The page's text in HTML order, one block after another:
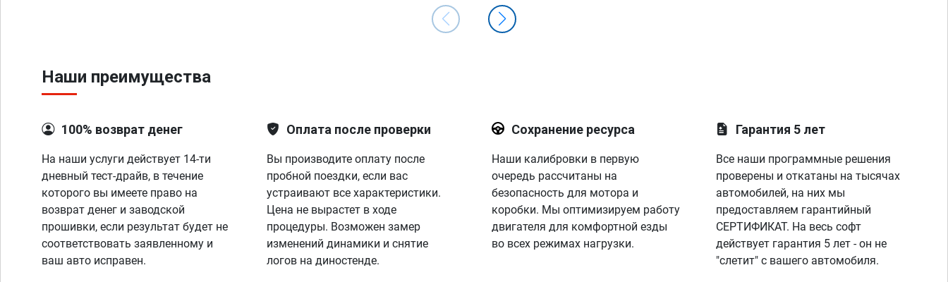
Наши преимущества
100% возврат денег
На наши услуги действует 14-ти
дневный тест-драйв, в течение
которого вы имеете право на
возврат денег и заводской
прошивки, если результат будет не
соответствовать заявленному и
ваш авто исправен.
Оплата после проверки
Вы производите оплату после
пробной поездки, если вас
устраивают все характеристики.
Цена не вырастет в ходе
процедуры. Возможен замер
изменений динамики и снятие
логов на диностенде.
Сохранение ресурса
Наши калибровки в первую
очередь рассчитаны на
безопасность для мотора и
коробки. Мы оптимизируем работу
двигателя для комфортной езды
во всех режимах нагрузки.
Гарантия 5 лет
Все наши программные решения
проверены и откатаны на тысячах
автомобилей, на них мы
предоставляем гарантийный
СЕРТИФИКАТ. На весь софт
действует гарантия 5 лет - он не
"слетит" с вашего автомобиля.